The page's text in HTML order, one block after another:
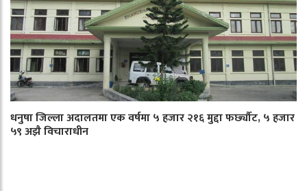
धनुषा जिल्ला अदालतमा एक वर्षमा ५ हजार २१६ मुद्दा फर्छ्यौट, ५ हजार
५९ अझै विचाराधीन